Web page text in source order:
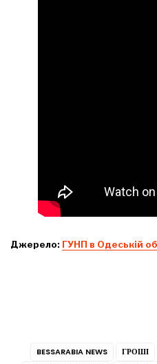
Джерело: ГУНП в Одеській
BESSARABIA NEWS ГРОШІ